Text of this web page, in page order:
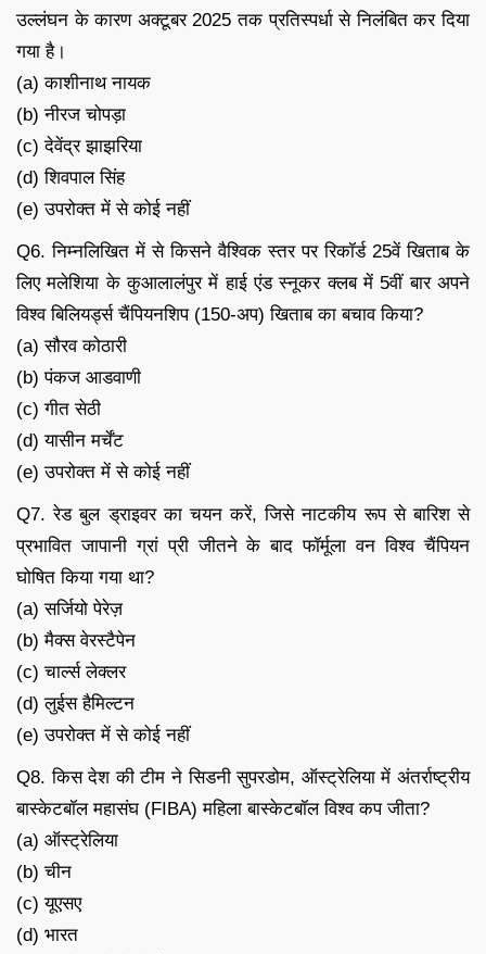
उल्लंघन के कारण अक्टूबर 2025 तक प्रतिस्पर्धा से निलंबित कर दिया
गया है।
(a) काशीनाथ नायक
(b) नीरज चोपड़ा
(c) देवेंद्र झाझरिया
(d) शिवपाल सिंह
(e) उपरोक्त में से कोई नहीं
Q6. निम्नलिखित में से किसने वैश्विक स्तर पर रिकॉर्ड 25वें खिताब के
लिए मलेशिया के कुआलालंपुर में हाई एंड स्नूकर क्लब में 5वीं बार अपने
विश्व बिलियर्ड्स चैंपियनशिप (150-अप) खिताब का बचाव किया?
(a) सौरव कोठारी
(b) पंकज आडवाणी
(c) गीत सेठी
(d) यासीन मर्चेंट
(e) उपरोक्त में से कोई नहीं
Q7. रेड बुल ड्राइवर का चयन करें, जिसे नाटकीय रूप से बारिश से
प्रभावित जापानी ग्रां प्री जीतने के बाद फॉर्मूला वन विश्व चैंपियन
घोषित किया गया था?
(a) सर्जियो पेरेज़
(b) मैक्स वेरस्टैपेन
(c) चार्ल्स लेक्लर
(d) लुईस हैमिल्टन
(e) उपरोक्त में से कोई नहीं
Q8. किस देश की टीम ने सिडनी सुपरडोम, ऑस्ट्रेलिया में अंतर्राष्ट्रीय
बास्केटबॉल महासंघ (FIBA) महिला बास्केटबॉल विश्व कप जीता?
(a) ऑस्ट्रेलिया
(b) चीन
(c) यूएसए
(d) भारत